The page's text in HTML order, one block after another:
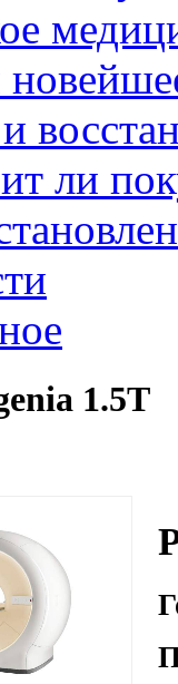
ли
1.5T